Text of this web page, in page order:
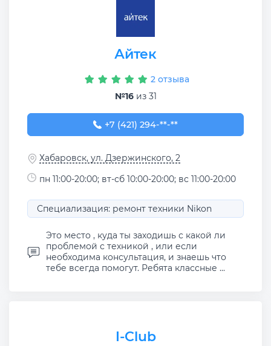
Айтек
2 отзыва
№16из 31
+7 (421) 294-30-00
+7 (421) 294-**-**
Хабаровск, ул. Дзержинского, 2
пн 11:00-20:00; вт-сб 10:00-20:00; вс 11:00-20:00
Специализация: ремонт техники Nikon
Это место , куда ты заходишь с какой ли
проблемой с техникой , или если
необходима консультация, и знаешь что
тебе всегда помогут. Ребята классные ...
I-Club